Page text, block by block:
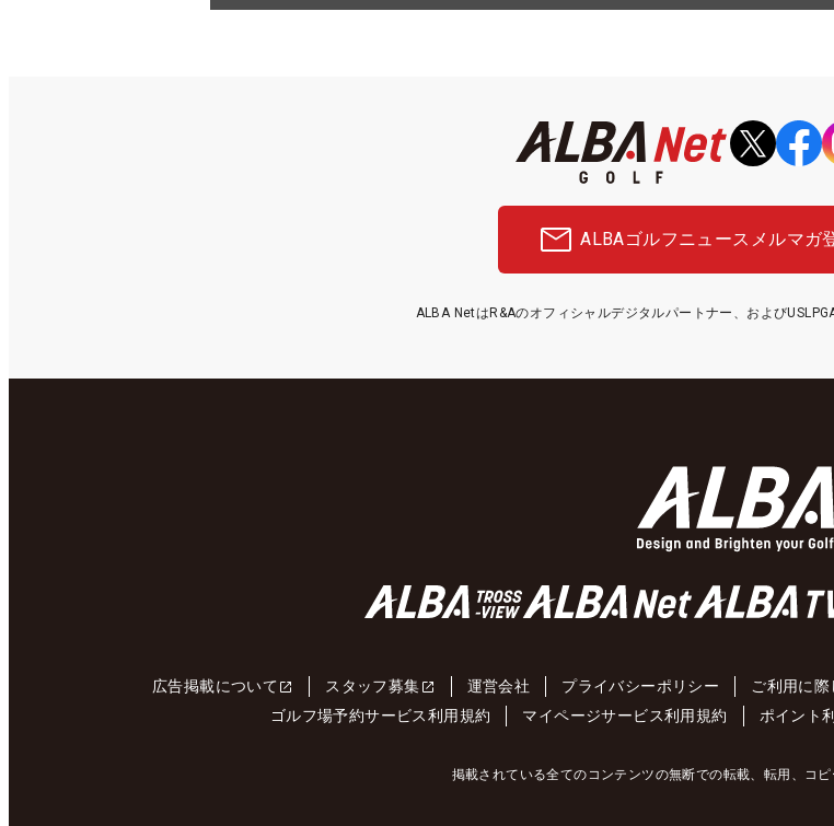
ALBAゴルフニュース メルマガ
ALBA NetはR&Aのオフィシャルデジタルパートナー、および
広告掲載について スタッフ募集 運営会社 プライバシーポリシー ご利用に際
ゴルフ場予約サービス利用規約
マイページサービス利用規約 ポイント
掲載されている全てのコンテンツの無断での転載、転用、コ